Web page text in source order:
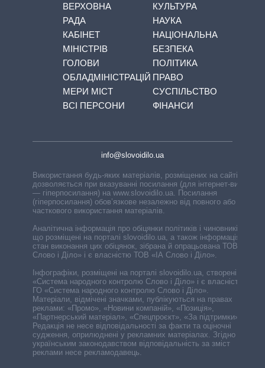
ВЕРХОВНА
РАДА
КАБІНЕТ
МІНІСТРІВ
ГОЛОВИ
ОБЛАДМІНІСТРАЦІЙ
МЕРИ МІСТ
ВСІ ПЕРСОНИ
КУЛЬТУРА
НАУКА
НАЦІОНАЛЬНА
БЕЗПЕКА
ПОЛІТИКА
ПРАВО
СУСПІЛЬСТВО
ФІНАНСИ
info@slovoidilo.ua
Використання будь-яких матеріалів, розміщених на сайті,
дозволяється при вказуванні посилання (для інтернет-видань
— гіперпосилання) на www.slovoidilo.ua. Посилання
(гіперпосилання) обов’язкове незалежно від повного або
часткового використання матеріалів.
Аналітична інформація про обіцянки політиків і чиновників,
що розміщені на порталі slovoidilo.ua, а також інформація про
стан виконання цих обіцянок, зібрана й опрацьована ТОВ «ІА
Слово і Діло» і є власністю ТОВ «ІА Слово і Діло».
Інфографіки, розміщені на порталі slovoidilo.ua, створені ГО
«Система народного контролю Слово і Діло» і є власністю
ГО «Система народного контролю Слово і Діло».
Матеріали, відмічені значками, публікуються на правах
реклами: «Промо», «Новини компаній», «Позиція»,
«Партнерський матеріал», «Спецпроєкт», «За підтримки».
Редакція не несе відповідальності за факти та оціночні
судження, оприлюднені у рекламних матеріалах. Згідно з
українським законодавством відповідальність за зміст
реклами несе рекламодавець.